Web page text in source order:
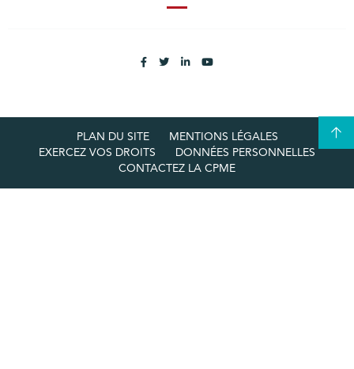
PLAN DU SITE
MENTIONS LÉGALES
EXERCEZ VOS DROITS
DONNÉES PERSONNELLES
CONTACTEZ LA CPME